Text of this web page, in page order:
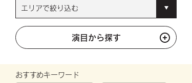
演目から探す
おすすめキーワード